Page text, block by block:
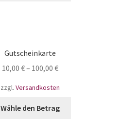
Gutscheinkarte
10,00 €– 100,00 €
zzgl. Versandkosten
Wähle den Betrag